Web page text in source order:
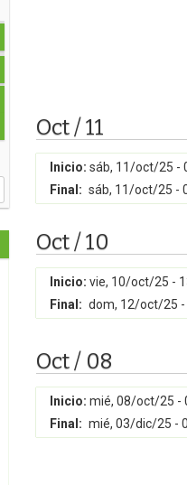
Oct / 11
Inicio: sáb, 11/oct/25 -
Final: sáb, 11/oct/25 -
Oct / 10
Inicio: vie, 10/oct/25 -
Final: dom, 12/oct/25 -
Oct / 08
Inicio: mié, 08/oct/25 -
Final: mié, 03/dic/25 -